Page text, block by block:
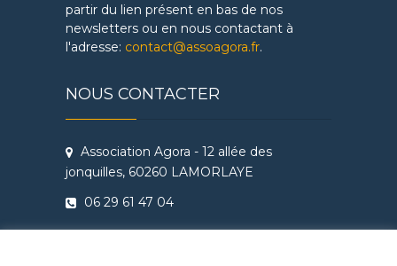
partir du lien présent en bas de nos
newsletters ou en nous contactant à
l'adresse: contact@assoagora.fr.
NOUS CONTACTER
Association Agora - 12 allée des
jonquilles, 60260 LAMORLAYE
06 29 61 47 04